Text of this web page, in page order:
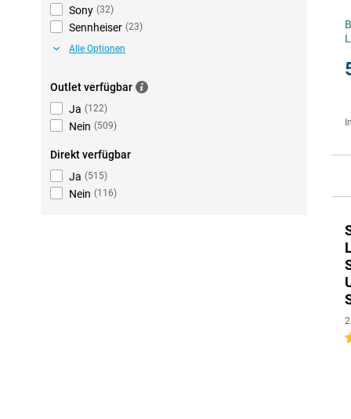
Sony (32)
Sennheiser (23)
Alle Optionen
Outlet verfügbar
Ja (122)
Nein (509)
Direkt verfügbar
Ja (515)
Nein (116)